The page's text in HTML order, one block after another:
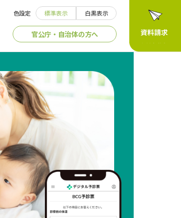
官公庁・自治体の方へ
色設定 標準表示 白黒表示